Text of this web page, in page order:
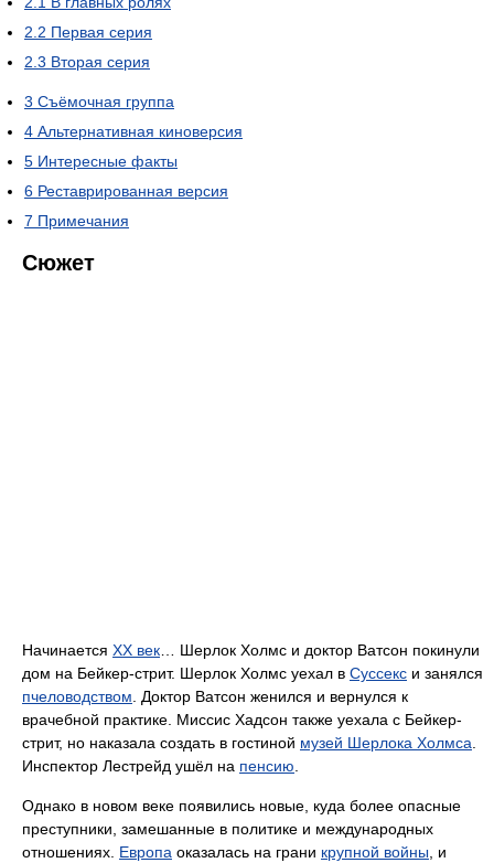
2.2 Первая серия
2.3 Вторая серия
3 Съёмочная группа
4 Альтернативная киноверсия
5 Интересные факты
6 Реставрированная версия
7 Примечания
Сюжет
Начинается XX век … Шерлок Холмс и доктор Ватсон покинули
дом на Бейкер-стрит. Шерлок Холмс уехал в Суссекс и занялся
пчеловодством . Доктор Ватсон женился и вернулся к
врачебной практике. Миссис Хадсон также уехала с Бейкер-
стрит, но наказала создать в гостиной музей Шерлока Холмса
Инспектор Лестрейд ушёл на пенсию
Однако в новом веке появились новые, куда более опасные
преступники, замешанные в политике и международных
отношениях. Европа оказалась на грани крупной войны , и